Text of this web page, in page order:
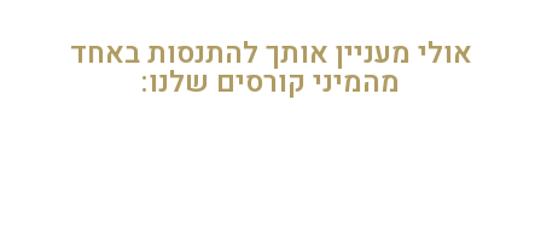
אולי מעניין אותך להתנסות באחד
מהמיני קורסים שלנו: